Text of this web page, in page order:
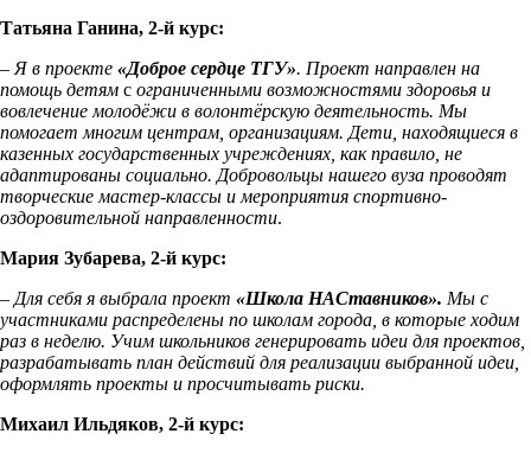
Татьяна Ганина, 2-й курс:
– Я в проекте «Доброе сердце ТГУ». Проект направлен на
помощь детям с ограниченными возможностями здоровья и
вовлечение молодёжи в волонтёрскую деятельность. Мы
помогает многим центрам, организациям. Дети, находящиеся в
казенных государственных учреждениях, как правило, не
адаптированы социально. Добровольцы нашего вуза проводят
творческие мастер-классы и мероприятия спортивно-
оздоровительной направленности.
Мария Зубарева, 2-й курс:
– Для себя я выбрала проект «Школа НАСтавников». Мы с
участниками распределены по школам города, в которые ходим
раз в неделю. Учим школьников генерировать идеи для проектов,
разрабатывать план действий для реализации выбранной идеи,
оформлять проекты и просчитывать риски.
Михаил Ильдяков, 2-й курс: